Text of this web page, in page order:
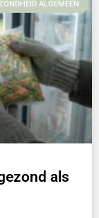
ALGEMEEN
als